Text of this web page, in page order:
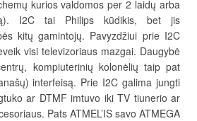
kurios valdomos per 2 laidų arba
I2C tai Philips kūdikis, bet jis
kitų gamintojų. Pavyzdžiui prie I2C
visi televizoriaus mazgai. Daugybė
kompiuterinių kolonėlių taip pat
interfeisą. Prie I2C galima jungti
ar DTMF imtuvo iki TV tiunerio ar
Pats ATMEL’IS savo ATMEGA